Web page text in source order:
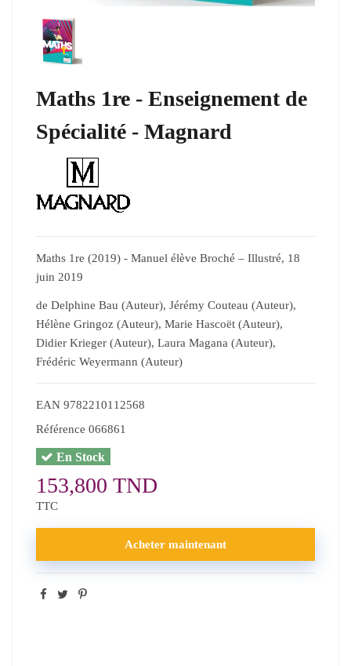
Maths 1re - Enseignement de
Spécialité - Magnard
Maths 1re (2019) - Manuel élève Broché – Illustré, 18
juin 2019
de Delphine Bau (Auteur), Jérémy Couteau (Auteur),
Hélène Gringoz (Auteur), Marie Hascoët (Auteur),
Didier Krieger (Auteur), Laura Magana (Auteur),
Frédéric Weyermann (Auteur)
EAN 9782210112568
Référence 066861
En Stock
153,800 TND
TTC
Acheter maintenant